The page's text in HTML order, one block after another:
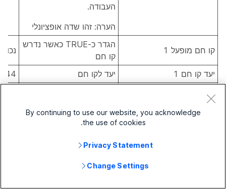
העבודה.
הערה: זהו שדה אופציונלי
קו חם מופעל 1
הגדר כ-TRUE כאשר נדרש
קו חם
יעד קו חם 1 יעד לקו חם
1
CallParkExtensionBulk.csv
By continuing to use our website, you acknowledge
the use of cookies.
Privacy Statement
Change Settings